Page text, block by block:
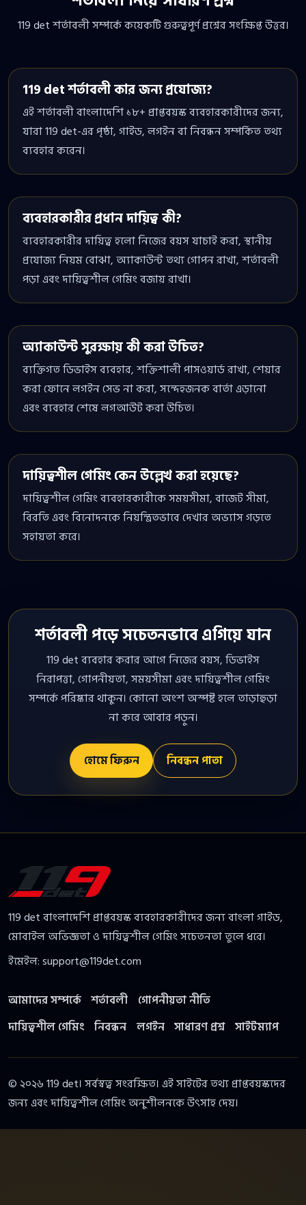
119 det শর্তাবলী সম্পর্কে কয়েকটি গুরুত্বপূর্ণ প্রশ্নের সংক্ষিপ্ত উত্তর।
119 det শর্তাবলী কার জন্য প্রযোজ্য?
এই শর্তাবলী বাংলাদেশি ১৮+ প্রাপ্তবয়স্ক ব্যবহারকারীদের জন্য,
যারা 119 det-এর পৃষ্ঠা, গাইড, লগইন বা নিবন্ধন সম্পর্কিত তথ্য
ব্যবহার করেন।
ব্যবহারকারীর প্রধান দায়িত্ব কী?
ব্যবহারকারীর দায়িত্ব হলো নিজের বয়স যাচাই করা, স্থানীয়
প্রযোজ্য নিয়ম বোঝা, অ্যাকাউন্ট তথ্য গোপন রাখা, শর্তাবলী
পড়া এবং দায়িত্বশীল গেমিং বজায় রাখা।
অ্যাকাউন্ট সুরক্ষায় কী করা উচিত?
ব্যক্তিগত ডিভাইস ব্যবহার, শক্তিশালী পাসওয়ার্ড রাখা, শেয়ার
করা ফোনে লগইন সেভ না করা, সন্দেহজনক বার্তা এড়ানো
এবং ব্যবহার শেষে লগআউট করা উচিত।
দায়িত্বশীল গেমিং কেন উল্লেখ করা হয়েছে?
দায়িত্বশীল গেমিং ব্যবহারকারীকে সময়সীমা, বাজেট সীমা,
বিরতি এবং বিনোদনকে নিয়ন্ত্রিতভাবে দেখার অভ্যাস গড়তে
সহায়তা করে।
শর্তাবলী পড়ে সচেতনভাবে এগিয়ে যান
119 det ব্যবহার করার আগে নিজের বয়স, ডিভাইস
নিরাপত্তা, গোপনীয়তা, সময়সীমা এবং দায়িত্বশীল গেমিং
সম্পর্কে পরিষ্কার থাকুন। কোনো অংশ অস্পষ্ট হলে তাড়াহুড়া
না করে আবার পড়ুন।
হোমে ফিরুন নিবন্ধন পাতা
119 det বাংলাদেশি প্রাপ্তবয়স্ক ব্যবহারকারীদের জন্য বাংলা গাইড,
মোবাইল অভিজ্ঞতা ও দায়িত্বশীল গেমিং সচেতনতা তুলে ধরে।
ইমেইল:support@119det.com
আমাদের সম্পর্কে শর্তাবলী
গোপনীয়তা নীতি
দায়িত্বশীল গেমিং নিবন্ধন লগইন সাধারণ প্রশ্ন সাইটম্যাপ
© ২০২৬ 119 det। সর্বস্বত্ব সংরক্ষিত। এই সাইটের তথ্য প্রাপ্তবয়স্কদের
জন্য এবং দায়িত্বশীল গেমিং অনুশীলনকে উৎসাহ দেয়।